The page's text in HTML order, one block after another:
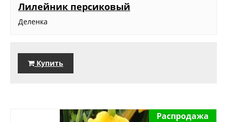
Лилейник персиковый
Деленка
Купить
Распродажа